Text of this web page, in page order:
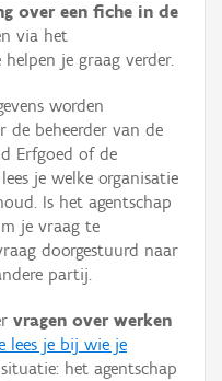
over een fiche in de
via het
je graag verder.
worden
de beheerder van de
Erfgoed of de
je welke organisatie
Is het agentschap
je vraag te
doorgestuurd naar
partij.
vragen over werken
lees je bij wie je
het agentschap